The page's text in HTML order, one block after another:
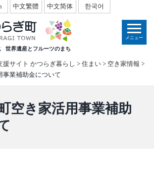
世界遺産とフルーツのまち
中文繁體 中文简体 한국어
メニュー
援サイト かつらぎ暮らし >住まい > 空き家情報 >
事業補助金について
空き家活用事業補助